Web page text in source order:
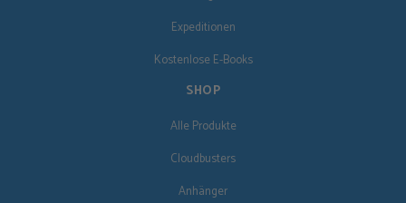
Expeditionen
Kostenlose E-Books
SHOP
Alle Produkte
Cloudbusters
Anhänger